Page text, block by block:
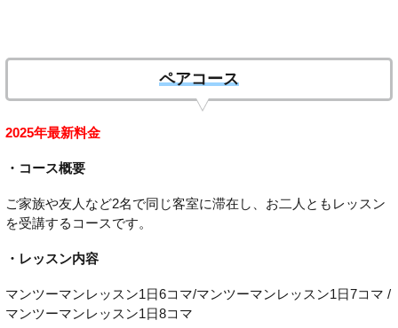
ペアコース
2025年最新料金
・コース概要
ご家族や友人など2名で同じ客室に滞在し、お二人ともレッスン
を受講するコースです。
・レッスン内容
マンツーマンレッスン1日6コマ/マンツーマンレッスン1日7コマ /
マンツーマンレッスン1日8コマ